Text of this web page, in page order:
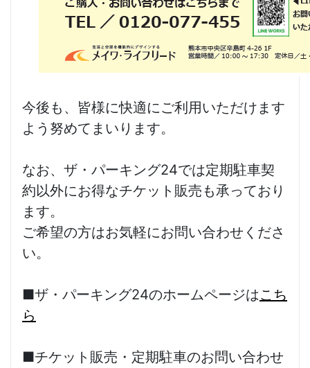
今後も、皆様に快適にご利用いただけます
よう努めてまいります。
なお、ザ・パーキング24では定期駐車契
約以外にお得なチケット販売も承っており
ます。
ご希望の方はお気軽にお問い合わせくださ
い。
■ザ・パーキング24のホームページはこち
ら
■チケット販売・定期駐車のお問い合わせ